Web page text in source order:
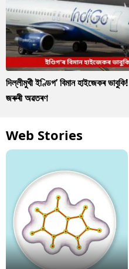
দিল্লীমুখী ইণ্ডিগ’ বিমান হাইজেকৰ
জৰুৰী অৱতৰণ
Web Stories